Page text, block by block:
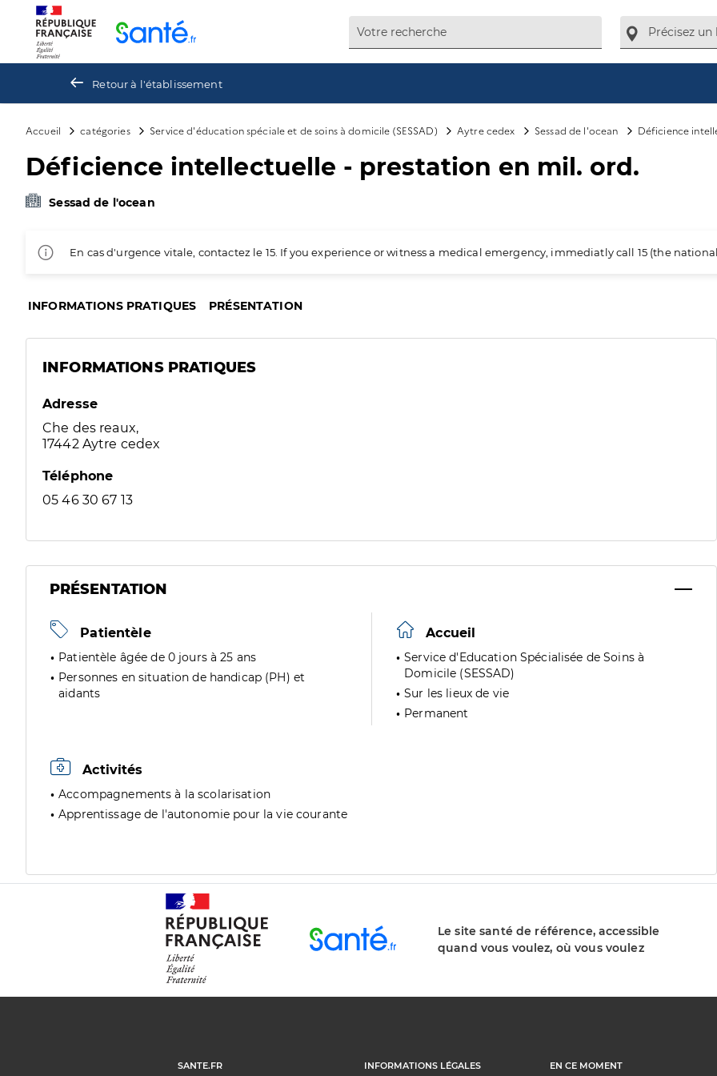
Retour à l'établissement
Accueil catégories Service d'éducation spéciale et de soins à domicile (SESSAD) Aytre cedex Sessad de l'ocean Déficience
Déficience intellectuelle - prestation en mil. ord.
Sessad de l'ocean
En cas d'urgence vitale, contactez le 15. If you experience or witness a medical emergency, immediatly call 15 (the
INFORMATIONS PRATIQUES PRÉSENTATION
INFORMATIONS PRATIQUES
Adresse
Che des reaux,
17442 Aytre cedex
Téléphone
05 46 30 67 13
PRÉSENTATION
Patientèle
Patientèle âgée de 0 jours à 25 ans
Personnes en situation de handicap (PH) et
aidants
Accueil
Service d'Education Spécialisée de Soins à
Domicile (SESSAD)
Sur les lieux de vie
Permanent
Activités
Accompagnements à la scolarisation
Apprentissage de l'autonomie pour la vie courante
Le site santé de référence, accessible
quand vous voulez, où vous voulez
SANTE.FR INFORMATIONS LÉGALES EN CE MOMENT
Panneau de gestion des cookies